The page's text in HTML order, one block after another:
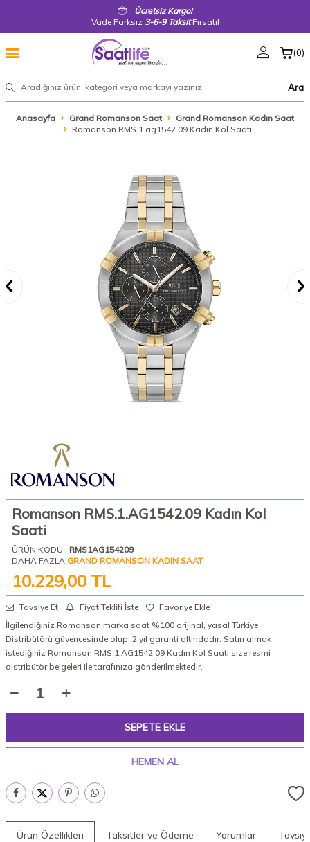
Ücretsiz Kargo!
Vade Farksız 3-6-9 TaksitFırsatı!
Ara
(0)
Anasayfa Grand Romanson Saat
Grand Romanson Kadın Saat
Romanson RMS.1.ag1542.09 Kadın Kol Saati
Romanson RMS.1.AG1542.09 Kadın Kol
Saati
ÜRÜN KODU : RMS1AG154209
DAHA FAZLA GRAND ROMANSON KADIN SAAT
10.229,00 TL
Tavsiye Et Fiyat Teklifi İste
Favoriye Ekle
İlgilendiğiniz Romanson marka saat %100 orijinal, yasal Türkiye
Distribütörü güvencesinde olup, 2 yıl garanti altındadır. Satın almak
istediğiniz Romanson RMS.1.AG1542.09 Kadın Kol Saati size resmi
distribütör belgeleri ile tarafınıza gönderilmektedir.
SEPETE EKLE
HEMEN AL
Ürün Özellikleri Taksitler ve Ödeme Yorumlar